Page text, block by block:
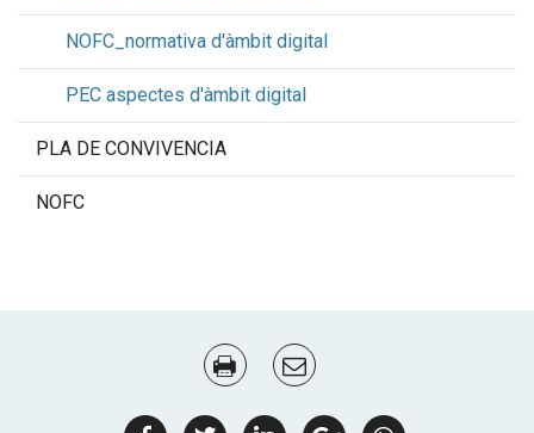
NOFC_normativa d'àmbit digital
PEC aspectes d'àmbit digital
PLA DE CONVIVENCIA
NOFC